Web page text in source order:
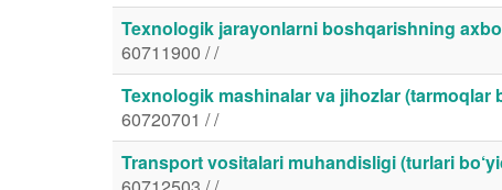
Texnologik jarayonlarni boshqarishning
60711900 / /
Texnologik mashinalar va jihozlar (tarmoqlar
60720701 / /
Transport vositalari muhandisligi (turlari